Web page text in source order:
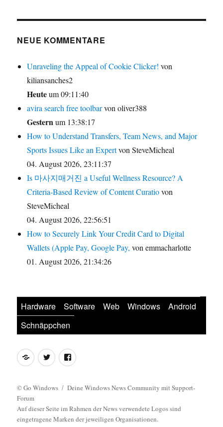
NEUE KOMMENTARE
Unraveling the Appeal of Cookie Clicker! von
kiliansanches2
Heuteum 09:11:40
avira search free toolbarvon oliver388
Gesternum 13:38:17
How to Understand Transfers, Team News, and Major
Sports Issues Like an Expertvon SteveMicheal
04. August 2026, 23:11:37
Is 마사지매거진 a Useful Wellness Resource? A
Criteria-Based Review of Content Curatiovon
SteveMicheal
04. August 2026, 22:56:51
How to Securely Link Your Credit Card to Digital
Wallets (Apple Pay, Google Pay, von emmacharlotte
01. August 2026, 21:34:26
Hardware Software Web Windows
Android
Schnäppchen
Feed TwitterFacebook
©Go Windows
Deine Windows News Community mit Support-
Forum
Auf dieser Seite im Rahmen der News verwendete Logos sind
eingetragene Marken der jeweiligen Organisationen.